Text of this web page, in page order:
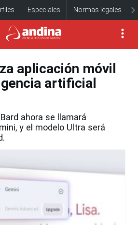
Especiales Normas legales
aplicación móvil
artificial
ahora se llamará
y el modelo Ultra será